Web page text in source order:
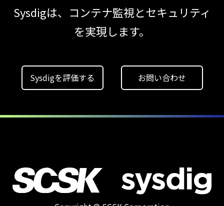
JP1・
Illumio連携における自動隔離検証
【ブログ】
セキュリティ運用の効率化を実現するSysdig
Local機能の実装ガイド
【ブログ】
CNAPP選定ガイド
Sysdigは、コンテナ監視とセキュリティ
を実現します。
Sysdigを評価する お問い合わせ